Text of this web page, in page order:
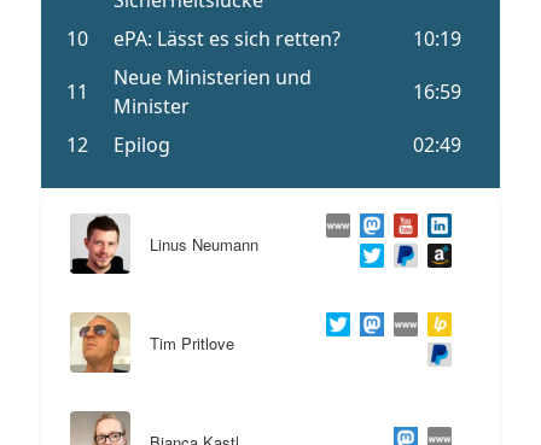
Linus Neumann
Tim Pritlove